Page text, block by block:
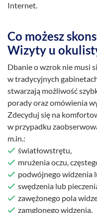
Internet.
Co możesz
Wizyty u
Dbanie o wzrok nie musi
w tradycyjnych
stwarzają możliwość
porady oraz omówienia
Zdecyduj się na
w przypadku
m.in.:
światłowstrętu,
mrużenia oczu,
podwójnego widzenia
swędzenia lub
zawężonego pola
zamglonego widzenia,